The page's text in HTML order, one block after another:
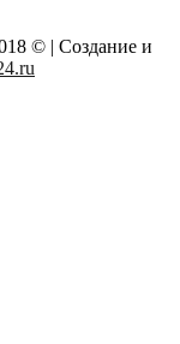
© | Создание и